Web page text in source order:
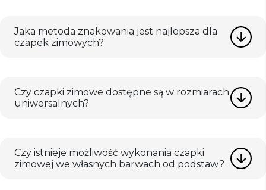
Jaka metoda znakowania jest najlepsza dla
czapek zimowych?
Czy czapki zimowe dostępne są w rozmiarach
uniwersalnych?
Czy istnieje możliwość wykonania czapki
zimowej we własnych barwach od podstaw?